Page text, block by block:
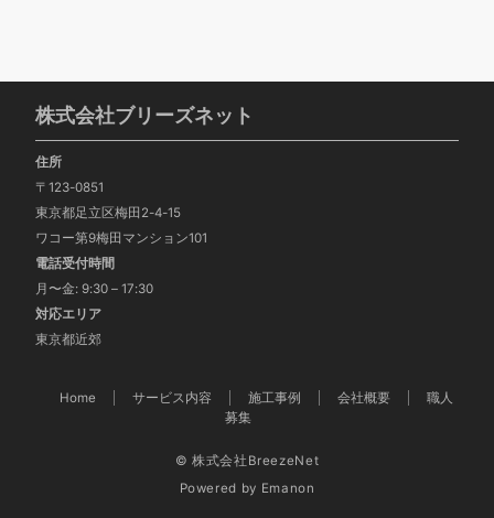
株式会社ブリーズネット
住所
〒123-0851
東京都足立区梅田2-4-15
ワコー第9梅田マンション101
電話受付時間
月〜金: 9:30 – 17:30
対応エリア
東京都近郊
Home サービス内容 施工事例 会社概要
職人
募集
© 株式会社BreezeNet
Powered by Emanon